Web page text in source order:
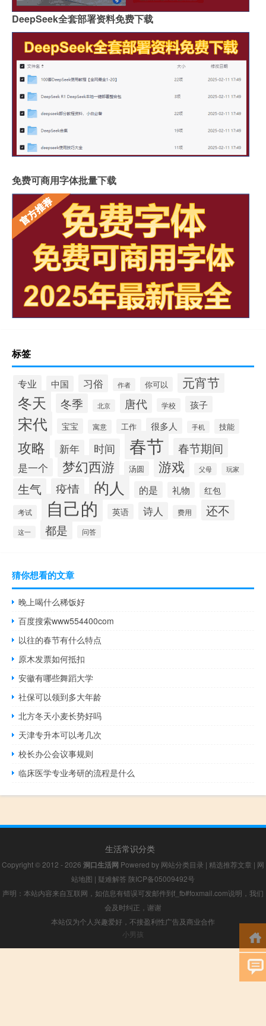
DeepSeek全套部署资料免费下载
免费可商用字体批量下载
标签
专业 中国 习俗 作者 你可以 元宵节
冬天 冬季 北京 唐代 学校 孩子
宋代 宝宝 寓意 工作 很多人 手机 技能
攻略 新年 时间 春节 春节期间
是一个 梦幻西游 汤圆 游戏 父母 玩家
生气 疫情 的人 的是 礼物 红包
考试 自己的 英语 诗人 费用 还不
这一 都是 问答
猜你想看的文章
晚上喝什么稀饭好
百度搜索www554400com
以往的春节有什么特点
原木发票如何抵扣
安徽有哪些舞蹈大学
社保可以领到多大年龄
北方冬天小麦长势好吗
天津专升本可以考几次
校长办公会议事规则
临床医学专业考研的流程是什么
生活常识分类
Copyright © 2012 - 2026 洞口生活网 Powered by 网站分类目录 | 精选推荐文章 | 网
站地图 | 疑难解答 陕ICP备05009492号
声明：本站内容来自互联网，如信息有错误可发邮件到f_fb#foxmail.com说明，我们
会及时纠正，谢谢
本站仅为个人兴趣爱好，不接盈利性广告及商业合作
小男孩